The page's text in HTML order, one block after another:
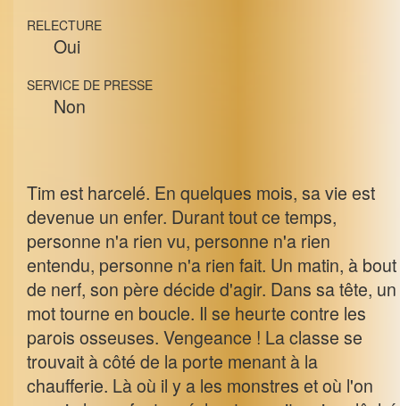
RELECTURE
Oui
SERVICE DE PRESSE
Non
Tim est harcelé. En quelques mois, sa vie est
devenue un enfer. Durant tout ce temps,
personne n'a rien vu, personne n'a rien
entendu, personne n'a rien fait. Un matin, à bout
de nerf, son père décide d'agir. Dans sa tête, un
mot tourne en boucle. Il se heurte contre les
parois osseuses. Vengeance ! La classe se
trouvait à côté de la porte menant à la
chaufferie. Là où il y a les monstres et où l'on